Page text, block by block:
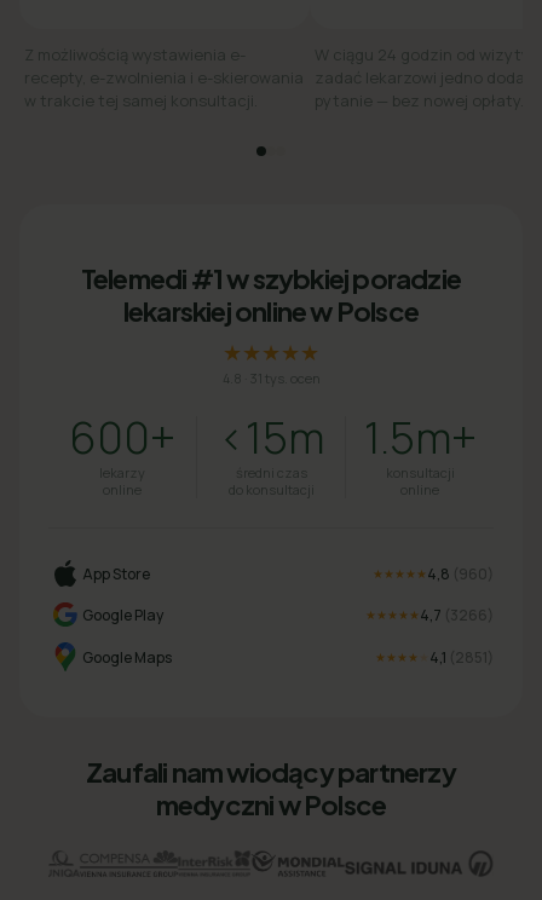
Z możliwością wystawienia e-
recepty, e-zwolnienia i e-skierowania
w trakcie tej samej konsultacji.
W ciągu 24 godzin od wizyty
zadać lekarzowi jedno
pytanie — bez nowej opłaty.
Telemedi #1 w szybkiej poradzie
lekarskiej online w Polsce
★★★★★
4.8 31 tys. ocen
600+
lekarzy
online
<15m
średni czas
do konsultacji
1.5m+
konsultacji
online
App Store ★★★★★ 4,8 (960
Google Play
★★★★★ 4,7 (3266
Google Maps ★★★★ 4,1 (2851
Zaufali nam wiodący partnerzy
medyczni w Polsce